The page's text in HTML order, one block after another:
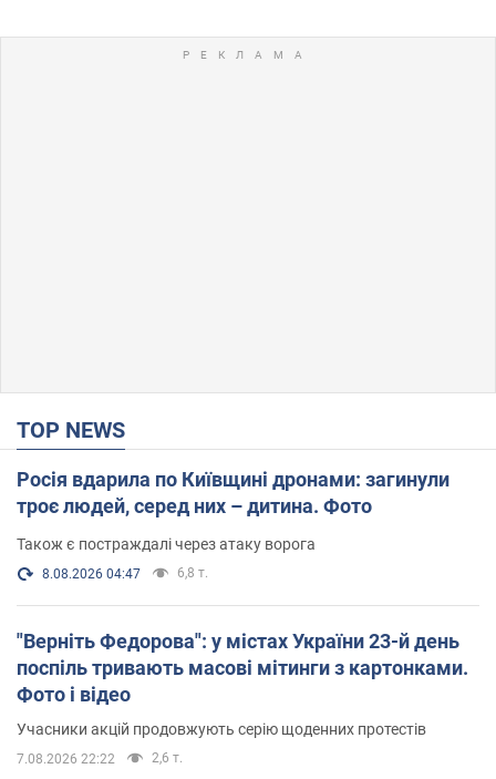
TOP NEWS
Росія вдарила по Київщині дронами: загинули
троє людей, серед них – дитина. Фото
Також є постраждалі через атаку ворога
8.08.2026 04:47 6,8 т.
"Верніть Федорова": у містах України 23-й день
поспіль тривають масові мітинги з картонками.
Фото і відео
Учасники акцій продовжують серію щоденних протестів
7.08.2026 22:22 2,6 т.